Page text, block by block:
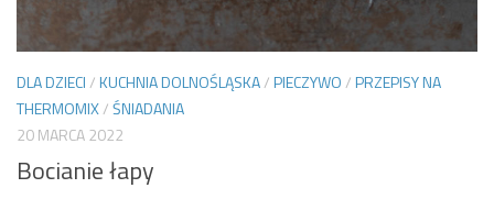
DLA DZIECI/KUCHNIA DOLNOŚLĄSKA/PIECZYWO/PRZEPISY NA
THERMOMIX/ŚNIADANIA
20 MARCA 2022
Bocianie łapy